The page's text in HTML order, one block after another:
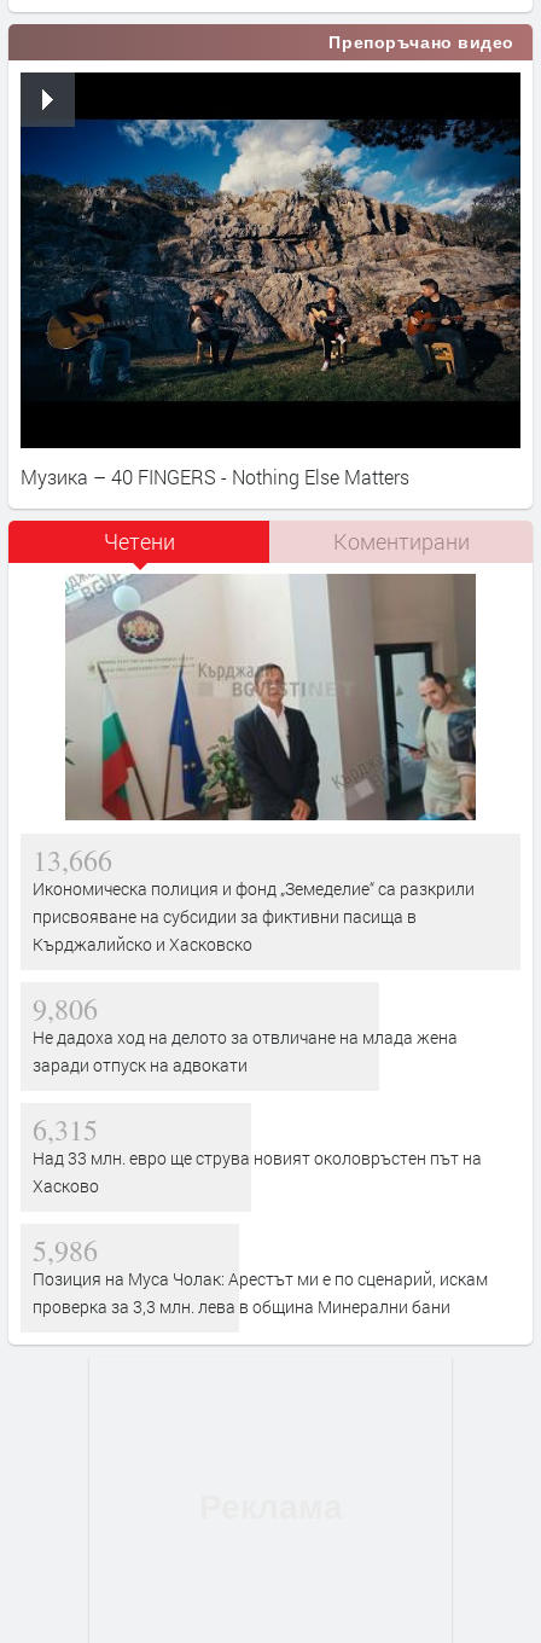
Препоръчано видео
Музика – 40 FINGERS - Nothing Else Matters
Четени Коментирани
13,666
Икономическа полиция и фонд „Земеделие“ са разкрили
присвояване на субсидии за фиктивни пасища в
Кърджалийско и Хасковско
9,806
Не дадоха ход на делото за отвличане на млада жена
заради отпуск на адвокати
6,315
Над 33 млн. евро ще струва новият околовръстен път на
Хасково
5,986
Позиция на Муса Чолак: Арестът ми е по сценарий, искам
проверка за 3,3 млн. лева в община Минерални бани